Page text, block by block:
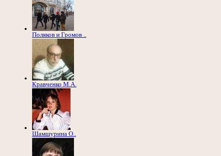
Поляков и Громов ..
Кравченко М.А.
Шамшурина О..